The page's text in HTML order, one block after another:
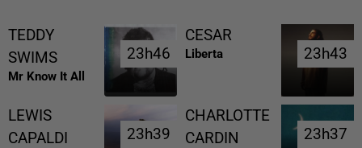
TEDDY
SWIMS
Mr Know It All
23h46
23h46
CESAR
Liberta 23h43
23h43
LEWIS
CAPALDI
23h39
23h39
CHARLOTTE
CARDIN
23h37
23h37